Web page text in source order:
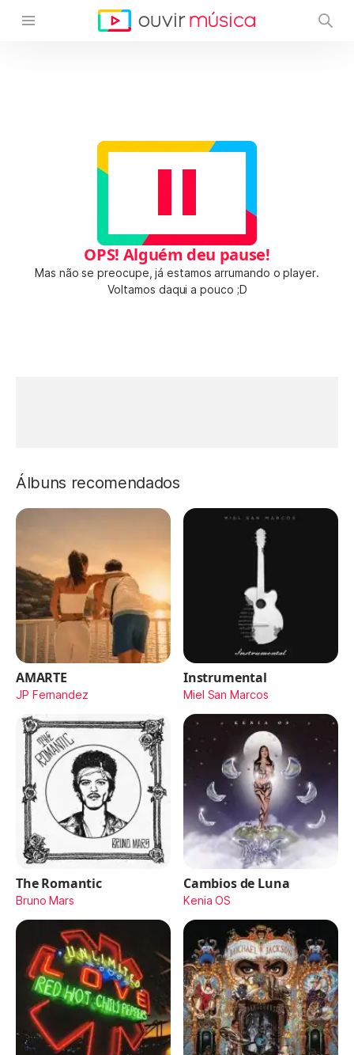
OPS! Alguém deu pause!
Mas não se preocupe, já estamos arrumando o player.
Voltamos daqui a pouco ;D
Álbuns recomendados
AMARTE
JP Fernandez
Instrumental
Miel San Marcos
The Romantic
Bruno Mars
Cambios de Luna
Kenia OS